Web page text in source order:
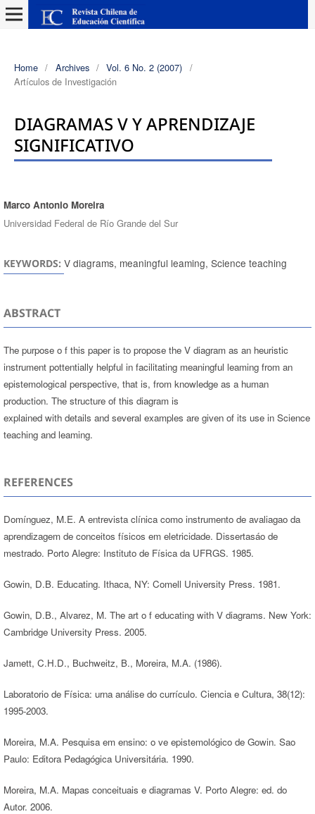
Home / Archives / Vol. 6 No. 2 (2007) /
Artículos de Investigación
DIAGRAMAS V Y APRENDIZAJE
SIGNIFICATIVO
Authors
Marco Antonio Moreira
Universidad Federal de Río Grande del Sur
KEYWORDS: V diagrams, meaningful leaming, Science teaching
ABSTRACT
The purpose o f this paper is to propose the V diagram as an heuristic
instrument pottentially helpful in facilitating meaningful leaming from an
epistemological perspective, that is, from knowledge as a human
production. The structure of this diagram is
explained with details and several examples are given of its use in Science
teaching and leaming.
REFERENCES
Domínguez, M.E. A entrevista clínica como instrumento de avaliagao da
aprendizagem de conceitos físicos em eletricidade. Dissertasáo de
mestrado. Porto Alegre: Instituto de Física da UFRGS. 1985.
Gowin, D.B. Educating. Ithaca, NY: Comell University Press. 1981.
Gowin, D.B., Alvarez, M. The art o f educating with V diagrams. New York:
Cambridge University Press. 2005.
Jamett, C.H.D., Buchweitz, B., Moreira, M.A. (1986).
Laboratorio de Física: urna análise do currículo. Ciencia e Cultura, 38(12):
1995-2003.
Moreira, M.A. Pesquisa em ensino: o ve epistemológico de Gowin. Sao
Paulo: Editora Pedagógica Universitária. 1990.
Moreira, M.A. Mapas conceituais e diagramas V. Porto Alegre: ed. do
Autor. 2006.